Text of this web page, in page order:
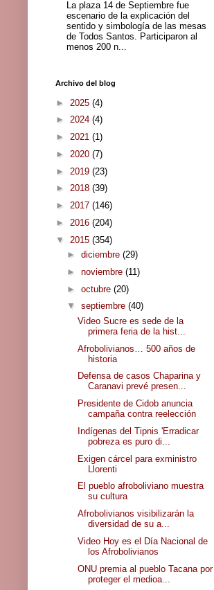
La plaza 14 de Septiembre fue
escenario de la explicación del
sentido y simbología de las mesas
de Todos Santos. Participaron al
menos 200 n...
Archivo del blog
► 2025 (4)
► 2024 (4)
► 2021 (1)
► 2020 (7)
► 2019 (23)
► 2018 (39)
► 2017 (146)
► 2016 (204)
▼ 2015 (354)
► diciembre (29)
► noviembre (11)
► octubre (20)
▼ septiembre (40)
Video Sucre es sede de la
primera feria de la hist...
Afrobolivianos… 500 años de
historia
Defensa de casos Chaparina y
Caranavi prevé presen...
Presidente de Cidob anuncia
campaña contra reelección
Indígenas del Tipnis 'Erradicar
pobreza es puro di...
Exigen cárcel para exministro
Llorenti
El pueblo afroboliviano muestra
su cultura
Afrobolivianos visibilizarán la
diversidad de su a...
Video Hoy es el Día Nacional de
los Afrobolivianos
ONU premia al pueblo Tacana por
proteger el medioa...